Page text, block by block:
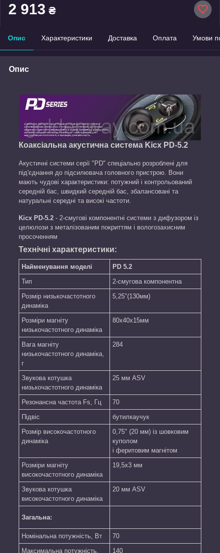
2 913 ₴
Опис Характеристики Доставка Оплата Умови
Опис
Коаксіальна акустична система Kicx PD-5.2
Акустичні системи серії "PD" спеціально розроблені для
під'єднання до підсилювача головного пристрою. Вони
мають чудові характеристики: потужний і контрольований
середній бас, швидкий середній бас, збалансовані та
натуральні середні та високі частоти.
Kicx PD-5.2 - 2-смугові компонентні системи з дифузором із
целюлози з металізованим покриттям і вологозахисним
просоченням
Технічні характеристики:
Найменування моделі
PD 5.2
Тип
2-смугова компонентна
Розмір низькочастотного
динаміка
5,25"(130мм)
Розміри магніту
низькочастотного динаміка
80x40x15мм
Вага магніту
низькочастотного динаміка,
г
284
Звукова котушка
низькочастотного динаміка
25 мм ASV
Резонансна частота Fs, Гц
70
Підвіс
бутилкаучук
Розмір високочастотного
динаміка
0,75" (20 мм) із шовковим
куполом
і феритовим магнітом
Розміри магніту
високочастотного динаміка
19,5x3 мм
Звукова котушка
високочастотного динаміка
20 мм ASV
Загальна:
Номінальна потужність, Вт
70
Максимальна потужність,
140